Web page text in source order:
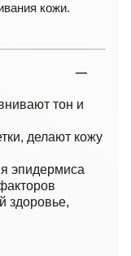
кожи.
тон и
делают кожу
эпидермиса
здоровье,